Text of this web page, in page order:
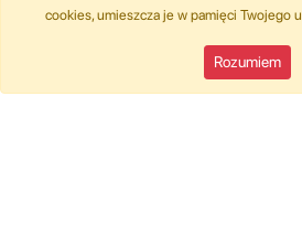
cookies, umieszcza je w pamięci Twojego
Rozumiem